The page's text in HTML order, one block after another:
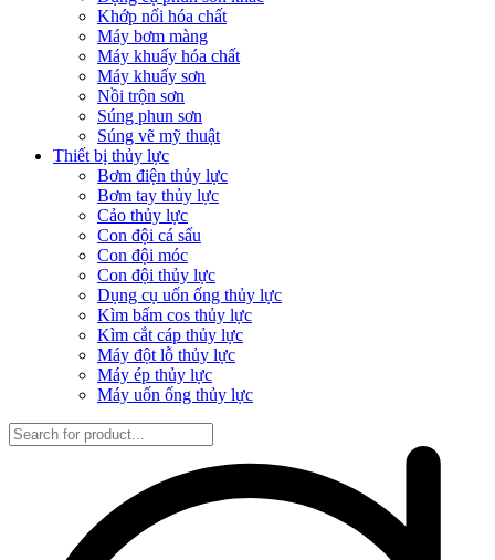
Khớp nối hóa chất
Máy bơm màng
Máy khuấy hóa chất
Máy khuấy sơn
Nồi trộn sơn
Súng phun sơn
Súng vẽ mỹ thuật
Thiết bị thủy lực
Bơm điện thủy lực
Bơm tay thủy lực
Cảo thủy lực
Con đội cá sấu
Con đội móc
Con đội thủy lực
Dụng cụ uốn ống thủy lực
Kìm bấm cos thủy lực
Kìm cắt cáp thủy lực
Máy đột lỗ thủy lực
Máy ép thủy lực
Máy uốn ống thủy lực